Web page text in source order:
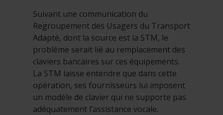
Suivant une communication du
Regroupement des Usagers du Transport
Adapté, dont la source est la STM, le
problème serait lié au remplacement des
claviers bancaires sur ces équipements.
La STM laisse entendre que dans cette
opération, ses fournisseurs lui imposent
un modèle de clavier qui ne supporte pas
adéquatement l’assistance vocale.